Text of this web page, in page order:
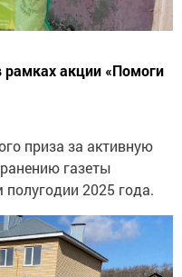
рамках акции «Помоги
приза за активную
газеты
2025 года.